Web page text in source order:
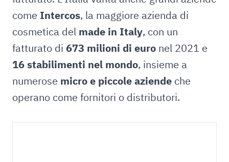
come Intercos, la maggiore azienda di
cosmetica del made in Italy, con un
fatturato di 673 milioni di euro nel 2021 e
16 stabilimenti nel mondo, insieme a
numerose micro e piccole aziende che
operano come fornitori o distributori.